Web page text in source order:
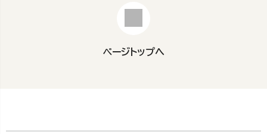
ページトップへ